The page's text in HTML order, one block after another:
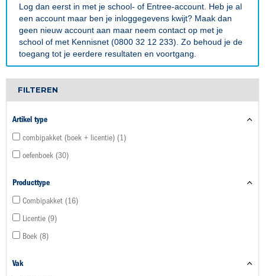
Log dan eerst in met je school- of Entree-account. Heb je al
een account maar ben je inloggegevens kwijt? Maak dan
geen nieuw account aan maar neem contact op met je
school of met Kennisnet (0800 32 12 233). Zo behoud je de
toegang tot je eerdere resultaten en voortgang.
FILTEREN
Artikel type
combipakket (boek + licentie) 1
oefenboek 30
Producttype
Combipakket 16
Licentie 9
Boek 8
Vak